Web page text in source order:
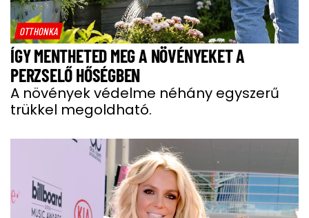
OTTHONKA
ÍGY MENTHETED MEG A NÖVÉNYEKET A
PERZSELŐ HŐSÉGBEN
A növények védelme néhány egyszerű
trükkel megoldható.